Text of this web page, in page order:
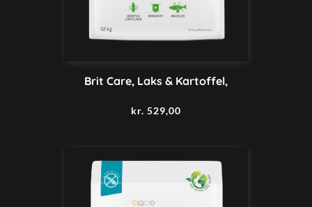
Brit Care, Laks & Kartoffel,
kr. 529,00